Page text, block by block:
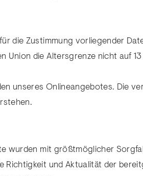
die Zustimmung vorliegender
Union die Altersgrenze nicht auf
unseres Onlineangebotes. Die
wurden mit größtmöglicher
Richtigkeit und Aktualität der